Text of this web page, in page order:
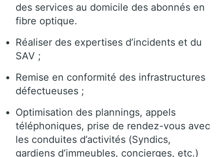
des services au domicile des abonnés en
fibre optique.
Réaliser des expertises d’incidents et du
SAV ;
Remise en conformité des infrastructures
défectueuses ;
Optimisation des plannings, appels
téléphoniques, prise de rendez-vous avec
les conduites d’activités (Syndics,
gardiens d’immeubles, concierges, etc.)